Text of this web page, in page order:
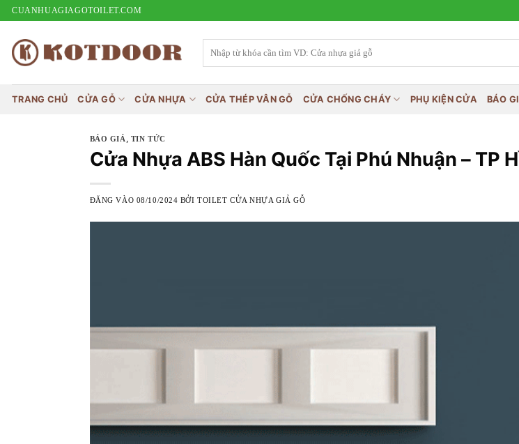
Bỏ
dung
CUANHUAGIAGOTOILET.COM
kiếm:
TRANG CHỦ CỬA GỖ CỬA NHỰA CỬA THÉP VÂN GỖ CỬA CHỐNG CHÁY PHỤ KIỆN CỬA BÁO
BÁO GIÁ , TIN TỨC
Cửa Nhựa ABS Hàn Quốc Tại Phú Nhuận – TP
ĐĂNG VÀO 08/10/2024 BỞITOILET CỬA NHỰA GIẢ GỖ